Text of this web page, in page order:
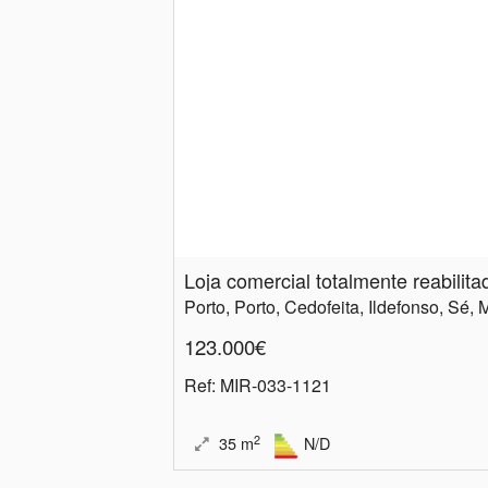
Loja comercial totalmente
123.000€
Ref: MIR-033-1121
35 m2 N/D